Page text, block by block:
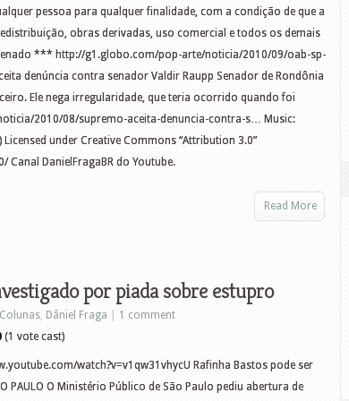
pessoa para qualquer finalidade, com a condição de que a
obras derivadas, uso comercial e todos os demais
*** http://g1.globo.com/pop-arte/noticia/2010/09/oab-sp-
denúncia contra senador Valdir Raupp Senador de Rondônia
Ele nega irregularidade, que teria ocorrido quando foi
2010/08/supremo-aceita-denuncia-contra-s… Music:
under Creative Commons “Attribution 3.0”
DanielFragaBR do Youtube.
Read More
por piada sobre estupro
Colunas, Dâniel Fraga
1 comment
(1 vote cast)
watch?v=v1qw31vhycU Rafinha Bastos pode ser
PAULO O Ministério Público de São Paulo pediu abertura de